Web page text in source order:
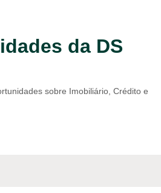
da DS
sobre Imobiliário, Crédito e